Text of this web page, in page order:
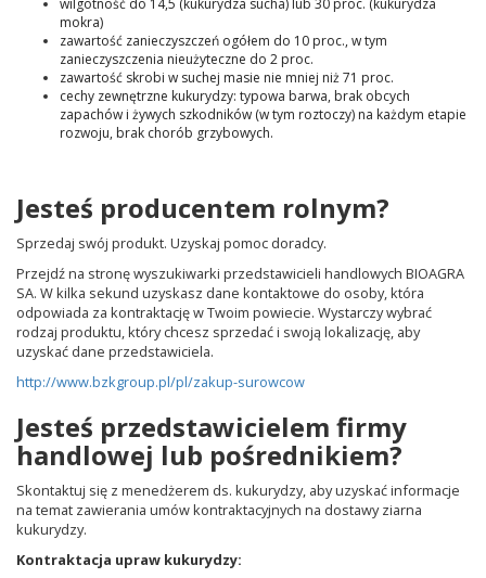
wilgotność do 14,5 (kukurydza sucha) lub 30 proc. (kukurydza
mokra)
zawartość zanieczyszczeń ogółem do 10 proc., w tym
zanieczyszczenia nieużyteczne do 2 proc.
zawartość skrobi w suchej masie nie mniej niż 71 proc.
cechy zewnętrzne kukurydzy: typowa barwa, brak obcych
zapachów i żywych szkodników (w tym roztoczy) na każdym etapie
rozwoju, brak chorób grzybowych.
Jesteś producentem rolnym?
Sprzedaj swój produkt. Uzyskaj pomoc doradcy.
Przejdź na stronę wyszukiwarki przedstawicieli handlowych BIOAGRA
SA. W kilka sekund uzyskasz dane kontaktowe do osoby, która
odpowiada za kontraktację w Twoim powiecie. Wystarczy wybrać
rodzaj produktu, który chcesz sprzedać i swoją lokalizację, aby
uzyskać dane przedstawiciela.
http://www.bzkgroup.pl/pl/zakup-surowcow
Jesteś przedstawicielem firmy
handlowej lub pośrednikiem?
Skontaktuj się z menedżerem ds. kukurydzy, aby uzyskać informacje
na temat zawierania umów kontraktacyjnych na dostawy ziarna
kukurydzy.
Kontraktacja upraw kukurydzy: